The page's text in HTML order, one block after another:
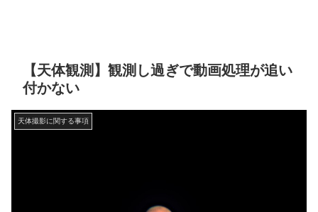
【天体観測】観測し過ぎで動画処理が追い
付かない
天体撮影に関する事項